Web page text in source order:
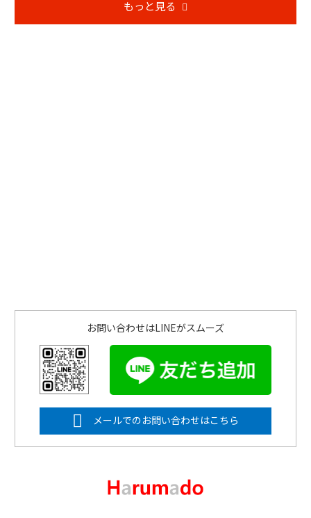
もっと見る
お問い合わせはLINEがスムーズ
メールでのお問い合わせはこちら